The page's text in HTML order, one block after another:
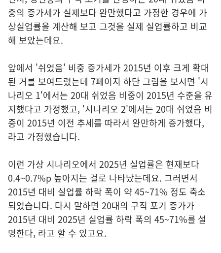
중의 증가세가 실제보다 완만했다고 가정한 경우에 가
상실업률을 계산해 보고 그것을 실제 실업률하고 비교
해 보았는데요.
앞에서 '쉬었음' 비중 증가세가 2015년 이후 크게 확대
된 거를 보여드렸는데 7페이지 하단 그림을 보시면 '시
나리오 1'에서는 20대 쉬었음 비중이 2015년 수준을 유
지했다고 가정했고, '시나리오 2'에서는 20대 쉬었음 비
중이 2015년 이전 추세를 따라서 완만하게 증가했다,
라고 가정했습니다.
이런 가상 시나리오에서 2025년 실업률은 현재보다
0.4~0.7%p 높아지는 걸로 나타났는데요. 그러면서
2015년 대비 실업률 하락 폭이 약 45~71% 정도 축소
되었습니다. 다시 말하면 20대의 구직 포기 증가가
2015년 대비 2025년 실업률 하락 폭의 45~71%를 설
명한다, 라고 할 수 있고요.